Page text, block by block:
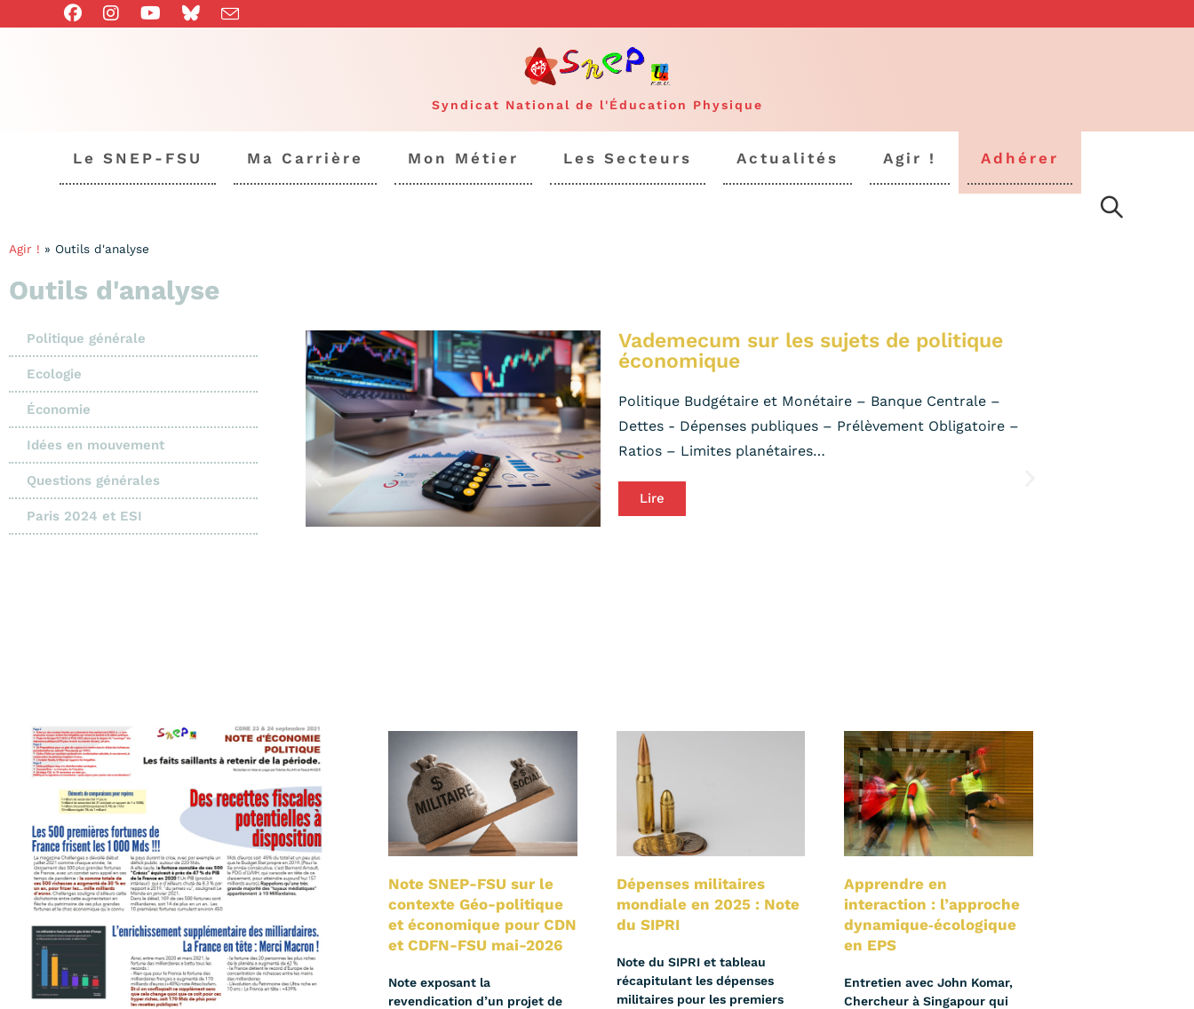
Syndicat National de l'Éducation Physique
Le SNEP-FSU Ma Carrière Mon Métier Les Secteurs Actualités Agir ! Adhérer
Agir ! » Outils d'analyse
Outils d'analyse
Politique générale
Ecologie
Économie
Idées en mouvement
Questions générales
Paris 2024 et ESI
Vademecum sur les sujets de politique
économique
Politique Budgétaire et Monétaire – Banque Centrale –
Dettes - Dépenses publiques – Prélèvement Obligatoire –
Ratios – Limites planétaires…
Lire
Note SNEP-FSU sur le
contexte Géo-politique
et économique pour CDN
et CDFN-FSU mai-2026
Note exposant la
revendication d’un projet de
Dépenses militaires
mondiale en 2025 : Note
du SIPRI
Note du SIPRI et tableau
récapitulant les dépenses
militaires pour les premiers
Apprendre en
interaction : l’approche
dynamique‑écologique
en EPS
Entretien avec John Komar,
Chercheur à Singapour qui